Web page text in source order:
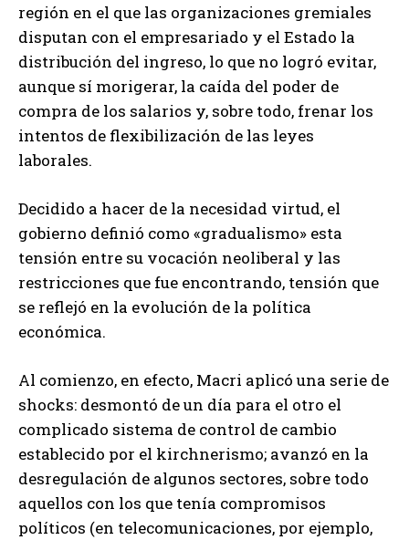
región en el que las organizaciones gremiales
disputan con el empresariado y el Estado la
distribución del ingreso, lo que no logró evitar,
aunque sí morigerar, la caída del poder de
compra de los salarios y, sobre todo, frenar los
intentos de flexibilización de las leyes
laborales.
Decidido a hacer de la necesidad virtud, el
gobierno definió como «gradualismo» esta
tensión entre su vocación neoliberal y las
restricciones que fue encontrando, tensión que
se reflejó en la evolución de la política
económica.
Al comienzo, en efecto, Macri aplicó una serie de
shocks: desmontó de un día para el otro el
complicado sistema de control de cambio
establecido por el kirchnerismo; avanzó en la
desregulación de algunos sectores, sobre todo
aquellos con los que tenía compromisos
políticos (en telecomunicaciones, por ejemplo,